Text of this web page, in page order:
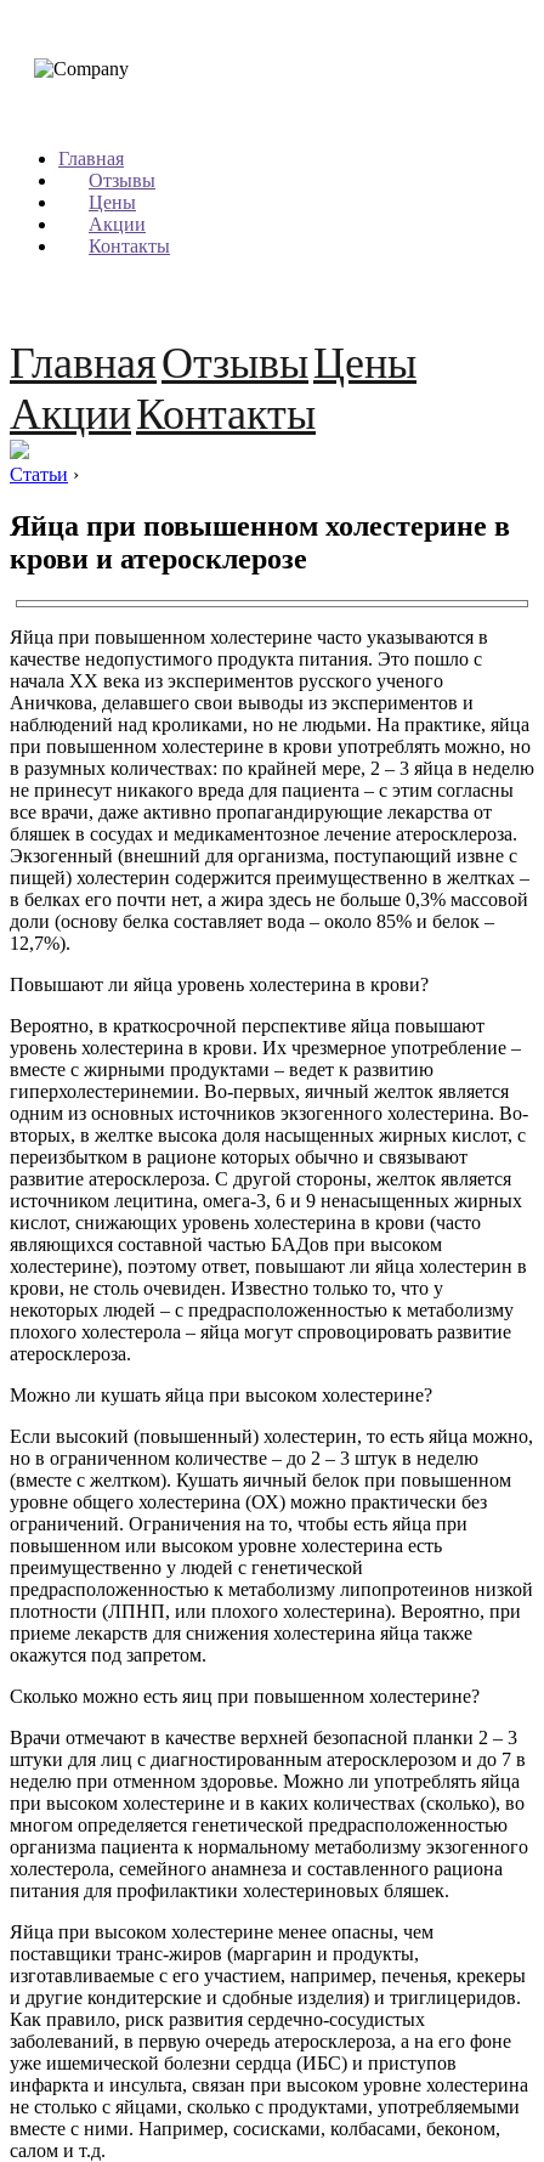
Главная
Отзывы
Цены
Акции
Контакты
ГлавнаяОтзывыЦены
АкцииКонтакты
Статьи ›
Яйца при повышенном холестерине в
крови и атеросклерозе
Яйца при повышенном холестерине часто указываются в
качестве недопустимого продукта питания. Это пошло с
начала XX века из экспериментов русского ученого
Аничкова, делавшего свои выводы из экспериментов и
наблюдений над кроликами, но не людьми. На практике, яйца
при повышенном холестерине в крови употреблять можно, но
в разумных количествах: по крайней мере, 2 – 3 яйца в неделю
не принесут никакого вреда для пациента – с этим согласны
все врачи, даже активно пропагандирующие лекарства от
бляшек в сосудах и медикаментозное лечение атеросклероза.
Экзогенный (внешний для организма, поступающий извне с
пищей) холестерин содержится преимущественно в желтках –
в белках его почти нет, а жира здесь не больше 0,3% массовой
доли (основу белка составляет вода – около 85% и белок –
12,7%).
Повышают ли яйца уровень холестерина в крови?
Вероятно, в краткосрочной перспективе яйца повышают
уровень холестерина в крови. Их чрезмерное употребление –
вместе с жирными продуктами – ведет к развитию
гиперхолестеринемии. Во-первых, яичный желток является
одним из основных источников экзогенного холестерина. Во-
вторых, в желтке высока доля насыщенных жирных кислот, с
переизбытком в рационе которых обычно и связывают
развитие атеросклероза. С другой стороны, желток является
источником лецитина, омега-3, 6 и 9 ненасыщенных жирных
кислот, снижающих уровень холестерина в крови (часто
являющихся составной частью БАДов при высоком
холестерине), поэтому ответ, повышают ли яйца холестерин в
крови, не столь очевиден. Известно только то, что у
некоторых людей – с предрасположенностью к метаболизму
плохого холестерола – яйца могут спровоцировать развитие
атеросклероза.
Можно ли кушать яйца при высоком холестерине?
Если высокий (повышенный) холестерин, то есть яйца можно,
но в ограниченном количестве – до 2 – 3 штук в неделю
(вместе с желтком). Кушать яичный белок при повышенном
уровне общего холестерина (ОХ) можно практически без
ограничений. Ограничения на то, чтобы есть яйца при
повышенном или высоком уровне холестерина есть
преимущественно у людей с генетической
предрасположенностью к метаболизму липопротеинов низкой
плотности (ЛПНП, или плохого холестерина). Вероятно, при
приеме лекарств для снижения холестерина яйца также
окажутся под запретом.
Сколько можно есть яиц при повышенном холестерине?
Врачи отмечают в качестве верхней безопасной планки 2 – 3
штуки для лиц с диагностированным атеросклерозом и до 7 в
неделю при отменном здоровье. Можно ли употреблять яйца
при высоком холестерине и в каких количествах (сколько), во
многом определяется генетической предрасположенностью
организма пациента к нормальному метаболизму экзогенного
холестерола, семейного анамнеза и составленного рациона
питания для профилактики холестериновых бляшек.
Яйца при высоком холестерине менее опасны, чем
поставщики транс-жиров (маргарин и продукты,
изготавливаемые с его участием, например, печенья, крекеры
и другие кондитерские и сдобные изделия) и триглицеридов.
Как правило, риск развития сердечно-сосудистых
заболеваний, в первую очередь атеросклероза, а на его фоне
уже ишемической болезни сердца (ИБС) и приступов
инфаркта и инсульта, связан при высоком уровне холестерина
не столько с яйцами, сколько с продуктами, употребляемыми
вместе с ними. Например, сосисками, колбасами, беконом,
салом и т.д.